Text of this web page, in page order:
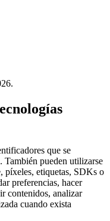
que se
También pueden utilizarse
píxeles, etiquetas, SDKs o
preferencias, hacer
contenidos, analizar
cuando exista